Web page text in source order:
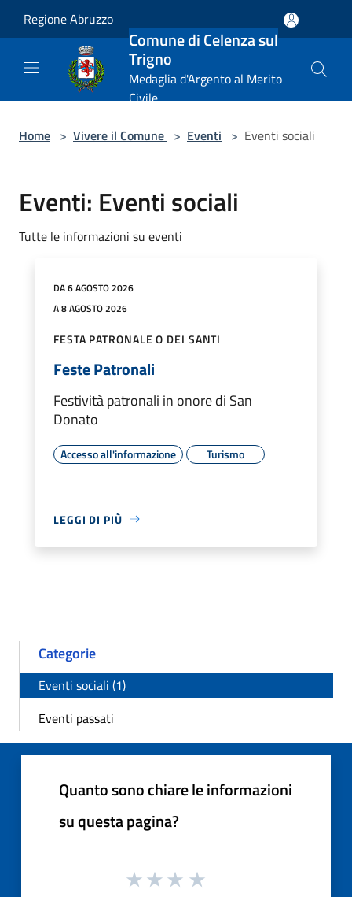
Regione Abruzzo
Comune di Celenza sul
Trigno
Medaglia d'Argento al Merito
Civile
Home > Vivere il Comune > Eventi > Eventi sociali
Eventi: Eventi sociali
Tutte le informazioni su eventi
DA 6 AGOSTO 2026
A 8 AGOSTO 2026
FESTA PATRONALE O DEI SANTI
Feste Patronali
Festività patronali in onore di San
Donato
Accesso all'informazione Turismo
LEGGI DI PIÙ
Categorie
Eventi sociali (1)
Eventi passati
Quanto sono chiare le informazioni
su questa pagina?